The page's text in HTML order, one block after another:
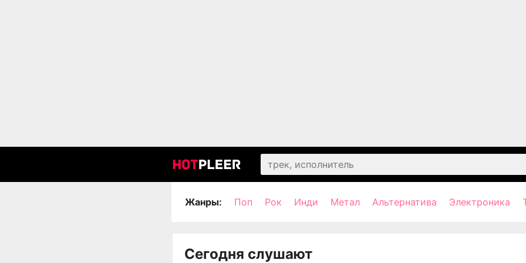
Жанры: Поп Рок Инди Метал Альтернатива Электроника
Сегодня слушают